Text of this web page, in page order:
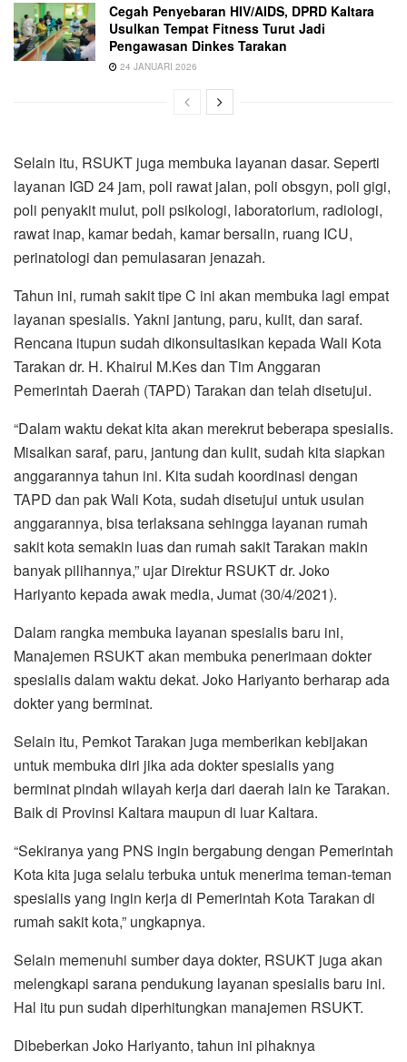
Cegah Penyebaran HIV/AIDS, DPRD Kaltara
Usulkan Tempat Fitness Turut Jadi
Pengawasan Dinkes Tarakan
24 JANUARI 2026
Selain itu, RSUKT juga membuka layanan dasar. Seperti
layanan IGD 24 jam, poli rawat jalan, poli obsgyn, poli gigi,
poli penyakit mulut, poli psikologi, laboratorium, radiologi,
rawat inap, kamar bedah, kamar bersalin, ruang ICU,
perinatologi dan pemulasaran jenazah.
Tahun ini, rumah sakit tipe C ini akan membuka lagi empat
layanan spesialis. Yakni jantung, paru, kulit, dan saraf.
Rencana itupun sudah dikonsultasikan kepada Wali Kota
Tarakan dr. H. Khairul M.Kes dan Tim Anggaran
Pemerintah Daerah (TAPD) Tarakan dan telah disetujui.
“Dalam waktu dekat kita akan merekrut beberapa spesialis.
Misalkan saraf, paru, jantung dan kulit, sudah kita siapkan
anggarannya tahun ini. Kita sudah koordinasi dengan
TAPD dan pak Wali Kota, sudah disetujui untuk usulan
anggarannya, bisa terlaksana sehingga layanan rumah
sakit kota semakin luas dan rumah sakit Tarakan makin
banyak pilihannya,” ujar Direktur RSUKT dr. Joko
Hariyanto kepada awak media, Jumat (30/4/2021).
Dalam rangka membuka layanan spesialis baru ini,
Manajemen RSUKT akan membuka penerimaan dokter
spesialis dalam waktu dekat. Joko Hariyanto berharap ada
dokter yang berminat.
Selain itu, Pemkot Tarakan juga memberikan kebijakan
untuk membuka diri jika ada dokter spesialis yang
berminat pindah wilayah kerja dari daerah lain ke Tarakan.
Baik di Provinsi Kaltara maupun di luar Kaltara.
“Sekiranya yang PNS ingin bergabung dengan Pemerintah
Kota kita juga selalu terbuka untuk menerima teman-teman
spesialis yang ingin kerja di Pemerintah Kota Tarakan di
rumah sakit kota,” ungkapnya.
Selain memenuhi sumber daya dokter, RSUKT juga akan
melengkapi sarana pendukung layanan spesialis baru ini.
Hal itu pun sudah diperhitungkan manajemen RSUKT.
Dibeberkan Joko Hariyanto, tahun ini pihaknya